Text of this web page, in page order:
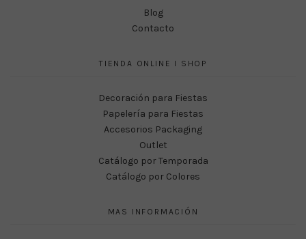
Blog
Contacto
TIENDA ONLINE I SHOP
Decoración para Fiestas
Papelería para Fiestas
Accesorios Packaging
Outlet
Catálogo por Temporada
Catálogo por Colores
MAS INFORMACIÓN